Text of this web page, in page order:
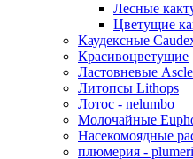
Лесные
Цветущие
Каудексные
Красивоцветущие
Ластовневые
Литопсы Lithops
Лотос - nelumbo
Молочайные
Насекомоядные
плюмерия -